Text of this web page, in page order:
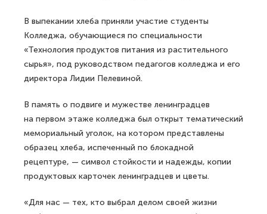
В выпекании хлеба приняли участие студенты
Колледжа, обучающиеся по специальности
«Технология продуктов питания из растительного
сырья», под руководством педагогов колледжа и его
директора Лидии Пелевиной.
В память о подвиге и мужестве ленинградцев
на первом этаже колледжа был открыт тематический
мемориальный уголок, на котором представлены
образец хлеба, испеченный по блокадной
рецептуре, — символ стойкости и надежды, копии
продуктовых карточек ленинградцев и цветы.
«Для нас — тех, кто выбрал делом своей жизни